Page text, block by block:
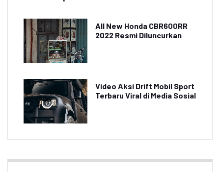
All New Honda CBR600RR
2022 Resmi Diluncurkan
Video Aksi Drift Mobil Sport
Terbaru Viral di Media Sosial